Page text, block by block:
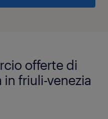
offerte di
friuli-venezia